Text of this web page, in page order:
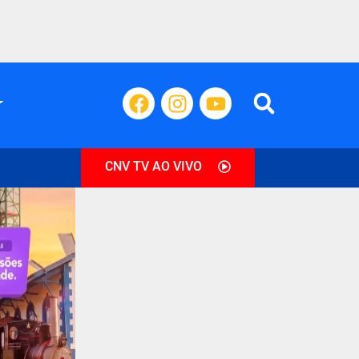
CNV TV AO VIVO